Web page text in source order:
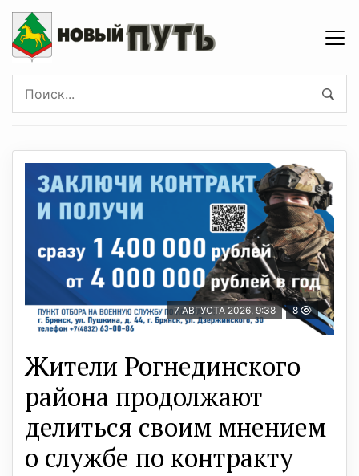
7 АВГУСТА 2026, 9:38 8
Жители Рогнединского
района продолжают
делиться своим мнением
о службе по контракту